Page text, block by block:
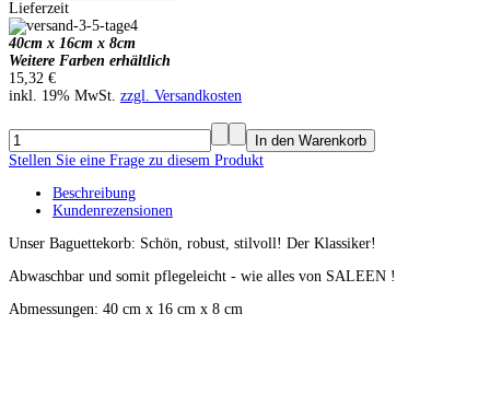
Lieferzeit
40cm x 16cm x 8cm
Weitere Farben erhältlich
15,32 €
inkl. 19% MwSt. zzgl. Versandkosten
Stellen Sie eine Frage zu diesem Produkt
Beschreibung
Kundenrezensionen
Unser Baguettekorb: Schön, robust, stilvoll! Der Klassiker!
Abwaschbar und somit pflegeleicht - wie alles von SALEEN !
Abmessungen: 40 cm x 16 cm x 8 cm